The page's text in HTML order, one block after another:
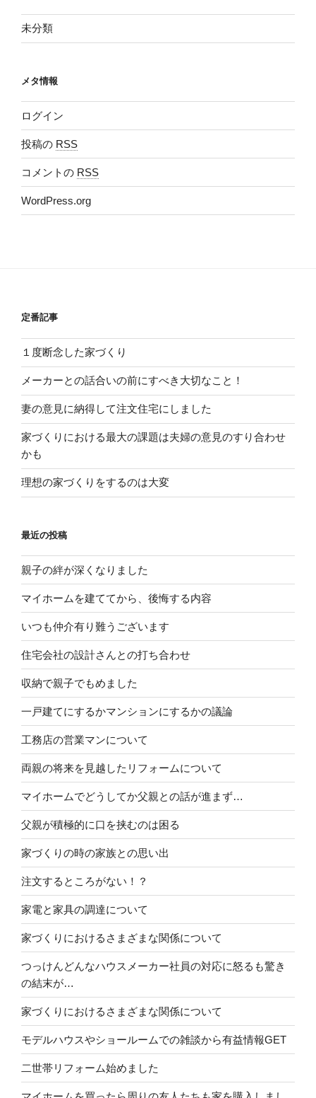
未分類
メタ情報
ログイン
投稿の RSS
コメントの RSS
WordPress.org
定番記事
１度断念した家づくり
メーカーとの話合いの前にすべき大切なこと！
妻の意見に納得して注文住宅にしました
家づくりにおける最大の課題は夫婦の意見のすり合わせ
かも
理想の家づくりをするのは大変
最近の投稿
親子の絆が深くなりました
マイホームを建ててから、後悔する内容
いつも仲介有り難うございます
住宅会社の設計さんとの打ち合わせ
収納で親子でもめました
一戸建てにするかマンションにするかの議論
工務店の営業マンについて
両親の将来を見越したリフォームについて
マイホームでどうしてか父親との話が進まず…
父親が積極的に口を挟むのは困る
家づくりの時の家族との思い出
注文するところがない！？
家電と家具の調達について
家づくりにおけるさまざまな関係について
つっけんどんなハウスメーカー社員の対応に怒るも驚き
の結末が…
家づくりにおけるさまざまな関係について
モデルハウスやショールームでの雑談から有益情報GET
二世帯リフォーム始めました